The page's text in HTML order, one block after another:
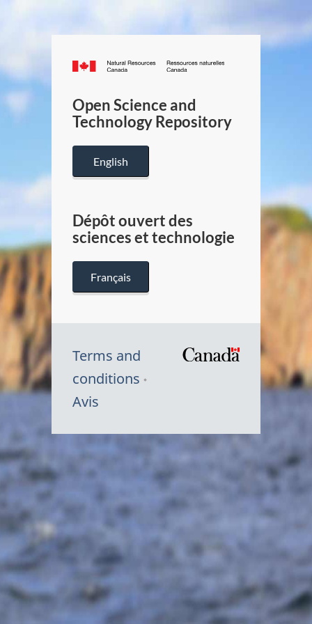
Canada.ca
/
Canada
Open Science and
Technology Repository
English
Dépôt ouvert des
sciences et technologie
Français
Terms and
conditions
Avis
Symbole
Canada